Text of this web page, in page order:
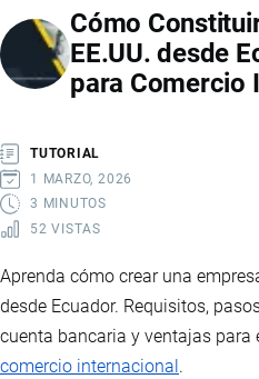
Y
LOS
RETOS
LOGÍSTICA
EN
ECUADOR
Cómo
EE.UU. desde
para Comercio
TUTORIAL
1 MARZO, 2026
3 MINUTOS
52 VISTAS
Aprenda cómo crear una
desde Ecuador. Requisitos,
cuenta bancaria y ventajas para
comercio internacional .